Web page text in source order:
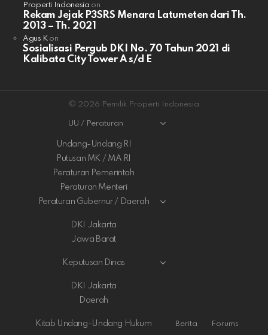
Properti Indonesia on
Rekam Jejak P3SRS Menara Latumeten dari Th.
2013 – Th. 2021
Agus Kon
Sosialisasi Pergub DKI No. 70 Tahun 2021 di
Kalibata City Tower A s/d E
© 2026 Pemilik Properti Indonesia
UU / Peraturan
Undang-Undang RI
Putusan MK / MA RI
Peraturan Pemerintah
Peraturan Menteri
Peraturan Gubernur / Daerah
DKI Jakarta
Jawa Barat
Keputusan Dinas
DKI Jakarta
Daerah
Kitab Undang-Undang Hukum Berita Forums